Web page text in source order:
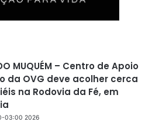
MUQUÉM – Centro de Apoio
da OVG deve acolher cerca
na Rodovia da Fé, em
03:00 2026